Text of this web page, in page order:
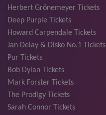
Herbert Grönemeyer Tickets
Deep Purple Tickets
Howard Carpendale Tickets
Jan Delay & Disko No.1 Tickets
Pur Tickets
Bob Dylan Tickets
Mark Forster Tickets
The Prodigy Tickets
Sarah Connor Tickets